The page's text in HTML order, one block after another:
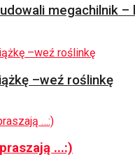
megachilnik –
–weź roślinkę
...:)